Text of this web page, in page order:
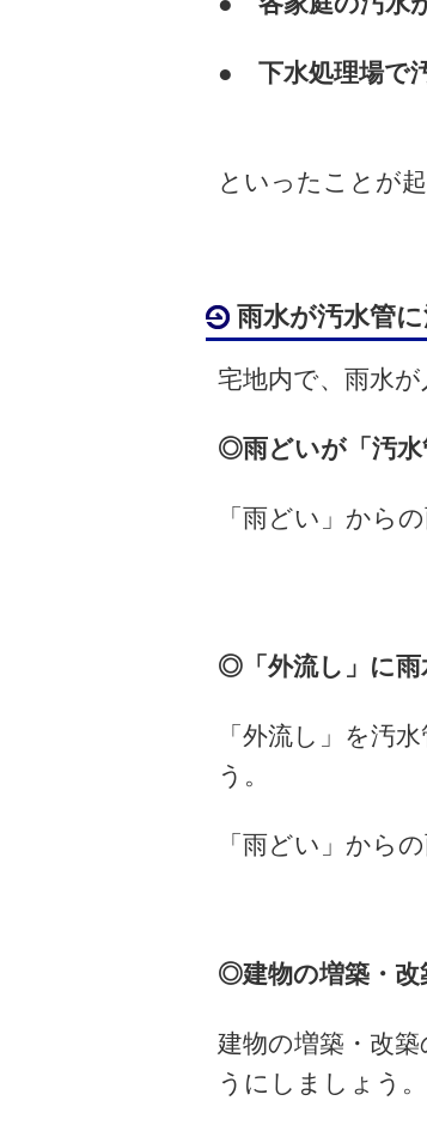
● 下水処理場で
といったことが
雨水が汚水管
宅地内で、雨水
◎雨どいが「汚水
「雨どい」から
◎「外流し」に雨
「外流し」を汚
う。
「雨どい」から
◎建物の増築・改
建物の増築・改
うにしましょう。